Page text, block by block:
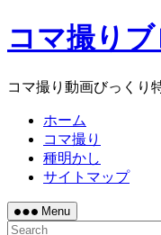
Skip
to
コマ撮り
コマ撮り動画びっくり
ホーム
コマ撮り
種明かし
サイトマップ
Menu